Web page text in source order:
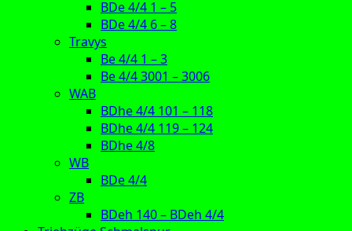
BDe 4/4 1 – 5
BDe 4/4 6 – 8
Travys
Be 4/4 1 – 3
Be 4/4 3001 – 3006
WAB
BDhe 4/4 101 – 118
BDhe 4/4 119 – 124
BDhe 4/8
WB
BDe 4/4
ZB
BDeh 140 – BDeh 4/4